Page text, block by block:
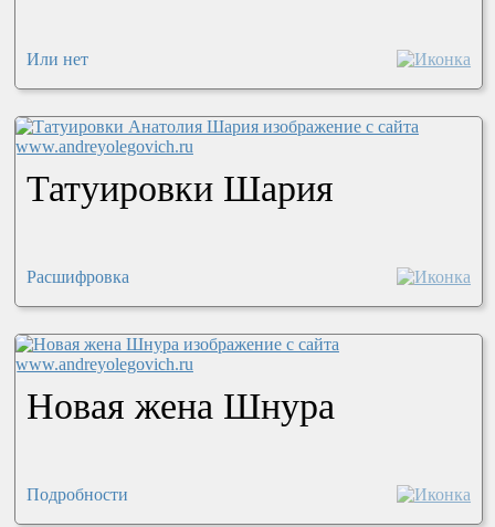
Или нет
Татуировки Шария
Расшифровка
Новая жена Шнура
Подробности